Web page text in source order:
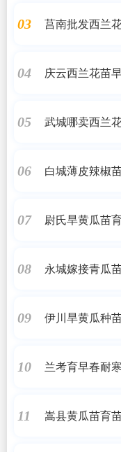
03
莒南批发西兰
04
庆云西兰花苗
05
武城哪卖西兰
06
白城薄皮辣椒
07
尉氏旱黄瓜苗
08
永城嫁接青瓜
09
伊川旱黄瓜种
10
兰考育早春耐
11
嵩县黄瓜苗育